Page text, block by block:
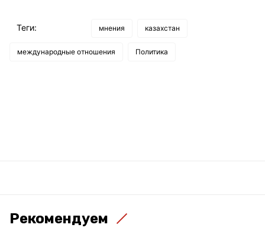
Теги: мнения казахстан
международные отношения Политика
Рекомендуем